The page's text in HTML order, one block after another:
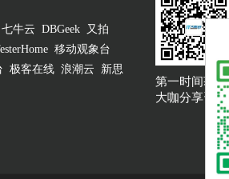
七牛云 DBGeek
又拍
移动观象台
极客在线 浪潮云
新思
第一时间获取
大咖分享资讯